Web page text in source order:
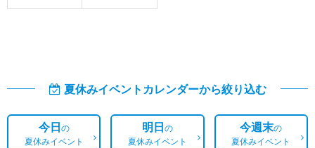
夏休みイベントカレンダーから絞り込む
今日の
夏休みイベント
明日の
夏休みイベント
今週末の
夏休みイベント